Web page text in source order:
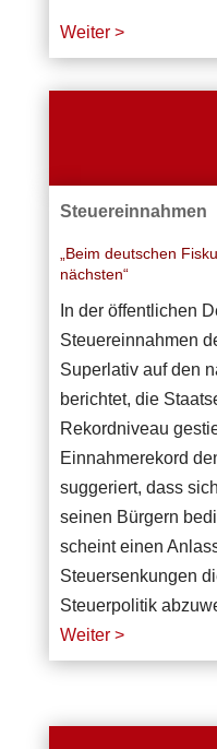
Weiter >
Steuereinnahmen
„Beim deutschen
nächsten“
In der öffentlichen
Steuereinnahmen
Superlativ auf den
berichtet, die
Rekordniveau
Einnahmerekord
suggeriert, dass
seinen Bürgern
scheint einen
Steuersenkungen
Steuerpolitik
Weiter >